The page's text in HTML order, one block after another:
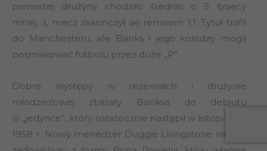
pierwszej drużyny chodziło średnio o 5 tysięcy
mniej…), mecz zakończył się remisem 1:1. Tytuł trafił
do Manchesteru, ale Banks i jego koledzy mogli
posmakować futbolu przez duże „P”.
Dobre występy w rezerwach i drużynie
młodzieżowej zbliżały Banksa do debiutu
w „jedynce”, który ostatecznie nastąpił w listopadzie
1958 r. Nowy menedżer Duggie Livingstone nie był